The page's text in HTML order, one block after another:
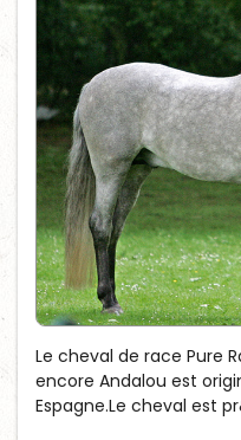
Le cheval de race Pure
encore Andalou est
Espagne.Le cheval est